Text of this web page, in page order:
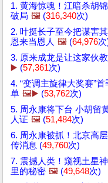
1. 黄海惊魂！江暗杀胡
破局 🖼️ (316,340次)
2. 叶挺长子至今把谋害
恩来当恩人 🖼️ (64,976次
3. 原来成龙是让这家伙
▶️ (57,361次)
4. “变调主旋律大奖赛”首
单 🖼️▶️ (53,762次)
5. 周永康将下台 小胡留
人证 🖼️ (51,484次)
6. 周永康被抓！北京高
传消息 (49,760次)
7. 震撼人类！窥视土星
里的秘密 🖼️ (49,648次)